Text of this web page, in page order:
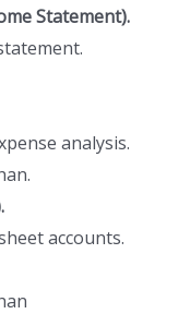
Statement).
analysis.
accounts.